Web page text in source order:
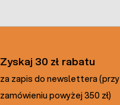
Zyskaj 30 zł rabatu
za zapis do newslettera (przy
zamówieniu powyżej 350 zł)